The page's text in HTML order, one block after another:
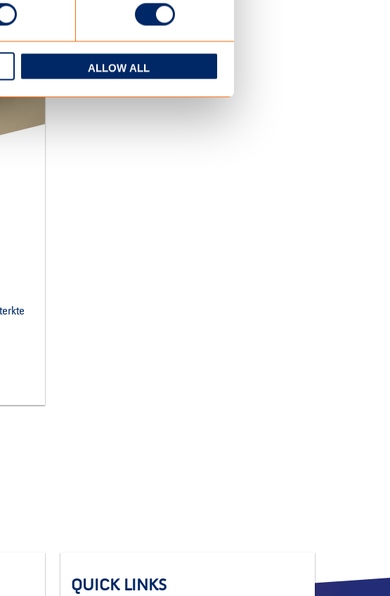
ALLOW ALL
QUICK LINKS